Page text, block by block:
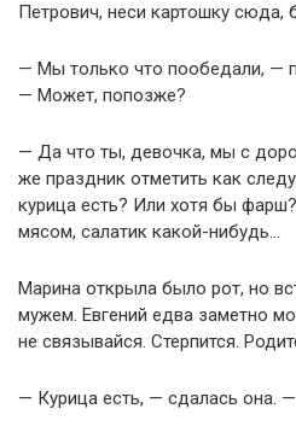
Петрович, неси картошку сюда,
— Мы только что пообедали, —
— Может, попозже?
— Да что ты, девочка, мы с
же праздник отметить как
курица есть? Или хотя бы
мясом, салатик какой-нибудь…
Марина открыла было рот, но
мужем. Евгений едва заметно
не связывайся. Стерпится.
— Курица есть, — сдалась она.